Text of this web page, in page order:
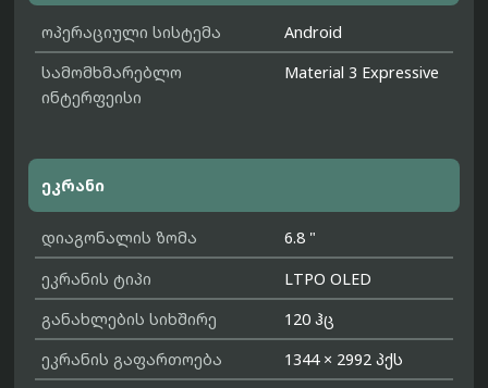
ოპერაციული სისტემა
Android
სამომხმარებლო
ინტერფეისი
Material 3 Expressive
ეკრანი
დიაგონალის ზომა
6.8 "
ეკრანის ტიპი
LTPO OLED
განახლების სიხშირე
120 ჰც
ეკრანის გაფართოება
1344 × 2992 პქს